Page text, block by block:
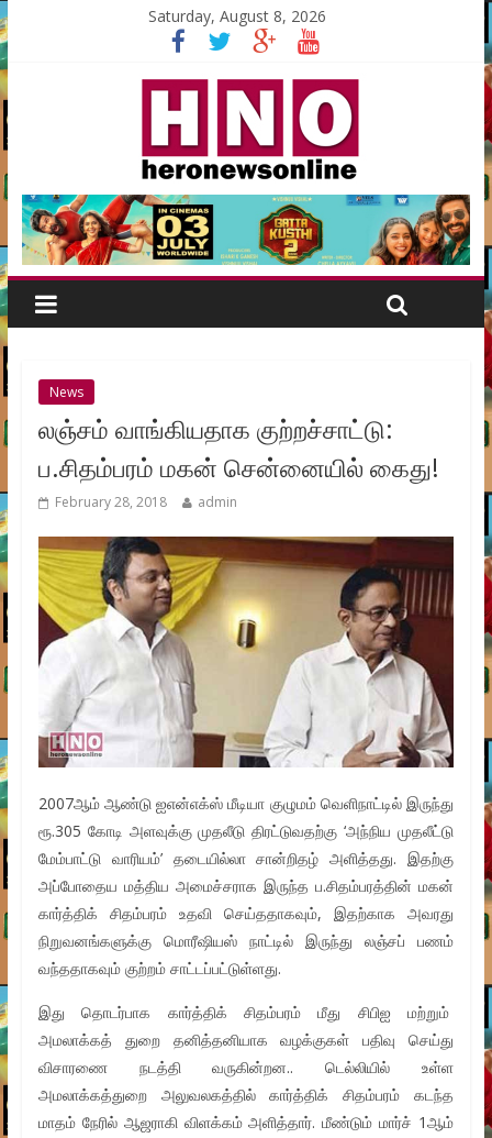
Saturday, August 8, 2026
News
லஞ்சம் வாங்கியதாக குற்றச்சாட்டு:
ப.சிதம்பரம் மகன் சென்னையில் கைது!
February 28, 2018 admin
2007ஆம் ஆண்டு ஐஎன்எக்ஸ் மீடியா குழுமம் வெளிநாட்டில் இருந்து
ரூ.305 கோடி அளவுக்கு முதலீடு திரட்டுவதற்கு ‘அந்நிய முதலீட்டு
மேம்பாட்டு வாரியம்’ தடையில்லா சான்றிதழ் அளித்தது. இதற்கு
அப்போதைய மத்திய அமைச்சராக இருந்த ப.சிதம்பரத்தின் மகன்
கார்த்திக் சிதம்பரம் உதவி செய்ததாகவும், இதற்காக அவரது
நிறுவனங்களுக்கு மொரீஷியஸ் நாட்டில் இருந்து லஞ்சப் பணம்
வந்ததாகவும் குற்றம் சாட்டப்பட்டுள்ளது.
இது தொடர்பாக கார்த்திக் சிதம்பரம் மீது சிபிஐ மற்றும்
அமலாக்கத் துறை தனித்தனியாக வழக்குகள் பதிவு செய்து
விசாரணை நடத்தி வருகின்றன.. டெல்லியில் உள்ள
அமலாக்கத்துறை அலுவலகத்தில் கார்த்திக் சிதம்பரம் கடந்த
மாதம் நேரில் ஆஜராகி விளக்கம் அளித்தார். மீண்டும் மார்ச் 1ஆம்